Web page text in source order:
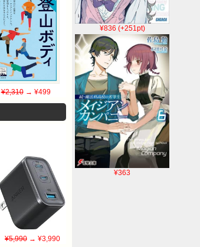
¥836 (+251pt)
¥363
¥2,310→ ¥499
¥5,990→ ¥3,990